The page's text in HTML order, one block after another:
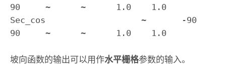
90     ~      ~      1.0    1.0
Sec_cos                   ~       -90
90     ~      ~      1.0    1.0
坡向函数的输出可以用作水平栅格参数的输入。